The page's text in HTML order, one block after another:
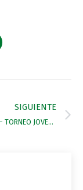
SIGUIENTE
COPA SEVILLA – TORNEO JOVENES PROMESAS